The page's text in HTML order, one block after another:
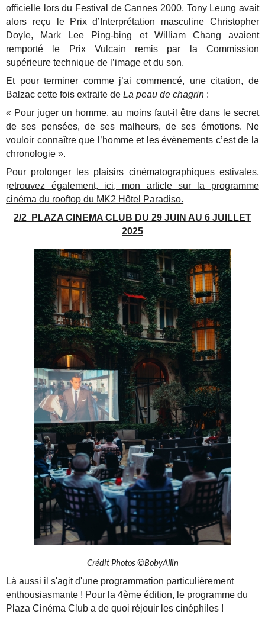
officielle lors du Festival de Cannes 2000. Tony Leung avait
alors reçu le Prix d’Interprétation masculine Christopher
Doyle, Mark Lee Ping-bing et William Chang avaient
remporté le Prix Vulcain remis par la Commission
supérieure technique de l’image et du son.
Et pour terminer comme j’ai commencé, une citation, de
Balzac cette fois extraite deLa peau de chagrin :
« Pour juger un homme, au moins faut-il être dans le secret
de ses pensées, de ses malheurs, de ses émotions. Ne
vouloir connaître que l’homme et les évènements c’est de la
chronologie ».
Pour prolonger les plaisirs cinématographiques estivales,
retrouvez également, ici, mon article sur la programme
cinéma du rooftop du MK2 Hôtel Paradiso.
2/2 PLAZA CINEMA CLUB DU 29 JUIN AU 6 JUILLET
2025
Crédit Photos ©BobyAllin
Là aussi il s'agit d'une programmation particulièrement
enthousiasmante ! Pour la 4ème édition, le programme du
Plaza Cinéma Club a de quoi réjouir les cinéphiles !